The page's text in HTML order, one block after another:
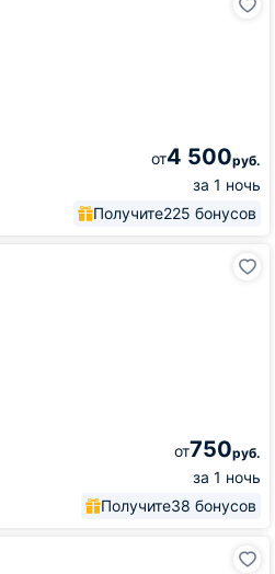
от4 500руб.
за 1 ночь
Получите225 бонусов
от750руб.
за 1 ночь
Получите38 бонусов